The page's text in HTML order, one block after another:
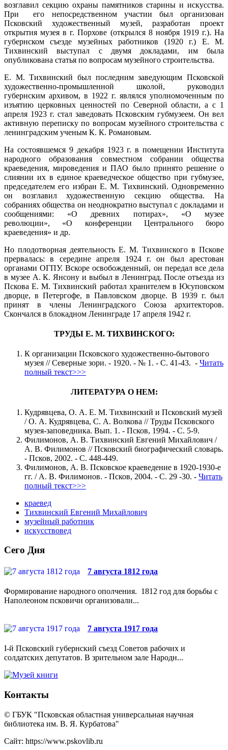
возглавил секцию охраны памятников старины и искусства.
При его непосредственном участии был организован
Псковский художественный музей, разработан проект
открытия музея в г. Порхове (открылся 8 ноября 1919 г.). На
губернском съезде музейных работников (1920 г.) Е. М.
Тихвинский выступал с двумя докладами, им была
опубликована статья по вопросам музейного строительства.
Е. М. Тихвинский был последним заведующим Псковской
художественно-промышленной школой, руководил
губернским архивом, в 1922 г. являлся уполномоченным по
изъятию церковных ценностей по Северной области, а с 1
апреля 1923 г. стал заведовать Псковским губмузеем. Он вел
активную переписку по вопросам музейного строительства с
ленинградским ученым К. К. Романовым.
На состоявшемся 9 декабря 1923 г. в помещении Института
народного образования совместном собрании общества
краеведения, мироведения и ПАО было принято решение о
слиянии их в единое краеведческое общество при губмузее,
председателем его избран Е. М. Тихвинский. Одновременно
он возглавил художественную секцию общества. На
собраниях общества он неоднократно выступал с докладами и
сообщениями: «О древних потирах», «О музее
революции», «О конференции Центрального бюро
краеведения» и др.
Но плодотворная деятельность Е. М. Тихвинского в Пскове
прервалась: в середине апреля 1924 г. он был арестован
органами ОГПУ. Вскоре освобожденный, он передал все дела
в музее А. К. Янсону и выбыл в Ленинград. После отъезда из
Пскова Е. М. Тихвинский работал хранителем в Юсуповском
дворце, в Петергофе, в Павловском дворце. В 1939 г. был
принят в члены Ленинградского Союза архитекторов.
Скончался в блокадном Ленинграде 17 апреля 1942 г.
ТРУДЫ Е. М. ТИХВИНСКОГО:
К организации Псковского художественно-бытового
музея // Северные зори. - 1920. - № 1. - С. 41-43. - Читать
полный текст>>>
ЛИТЕРАТУРА О НЕМ:
Кудрявцева, О. А. Е. М. Тихвинский и Псковский музей
/ О. А. Кудрявцева, С. А. Волкова // Труды Псковского
музея-заповедника. Вып. 1. - Псков, 1994. - С. 5-9.
Филимонов, А. В. Тихвинский Евгений Михайлович /
А. В. Филимонов // Псковский биографический словарь.
- Псков, 2002. - С. 448-449.
Филимонов, А. В. Псковское краеведение в 1920-1930-е
гг. / А. В. Филимонов. - Псков, 2004. - С. 29 -30. - Читать
полный текст>>>
краевед
Тихвинский Евгений Михайлович
музейный работник
искусствовед
Сего Дня
7 августа 1812 года
Формирование народного ополчения. 1812 год для борьбы с
Наполеоном псковичи организовали...
7 августа 1917 года
I-й Псковский губернский съезд Советов рабочих и
солдатских депутатов. В зрительном зале Народн...
Контакты
© ГБУК "Псковская областная универсальная научная
библиотека им. В. Я. Курбатова"
Сайт: https://www.pskovlib.ru